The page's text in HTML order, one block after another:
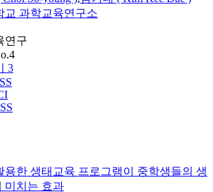
교 과학교육연구소
연구
3
용한 생태교육 프로그램이 중학생들의 생
미치는 효과